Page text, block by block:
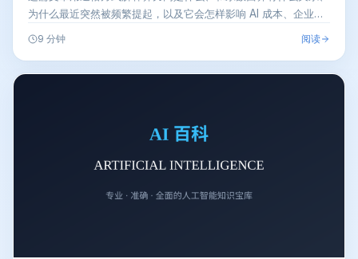
为什么最近突然被频繁提起，以及它会怎样影响 AI 成本、企业上
云、大模型…
9 分钟 阅读